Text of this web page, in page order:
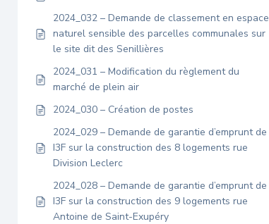
2024_032 – Demande de classement en espace
naturel sensible des parcelles communales sur
le site dit des Senillières
2024_031 – Modification du règlement du
marché de plein air
2024_030 – Création de postes
2024_029 – Demande de garantie d’emprunt de
I3F sur la construction des 8 logements rue
Division Leclerc
2024_028 – Demande de garantie d’emprunt de
I3F sur la construction des 9 logements rue
Antoine de Saint-Exupéry